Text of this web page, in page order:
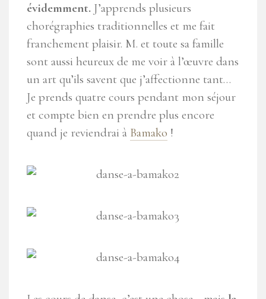
évidemment. J’apprends plusieurs
chorégraphies traditionnelles et me fait
franchement plaisir. M. et toute sa famille
sont aussi heureux de me voir à l’œuvre dans
un art qu’ils savent que j’affectionne tant…
Je prends quatre cours pendant mon séjour
et compte bien en prendre plus encore
quand je reviendrai à Bamako !